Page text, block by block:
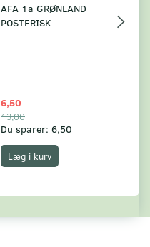
AFA 1a GRØNLAND
POSTFRISK
6,50
13,00
Du sparer: 6,50
Læg i kurv